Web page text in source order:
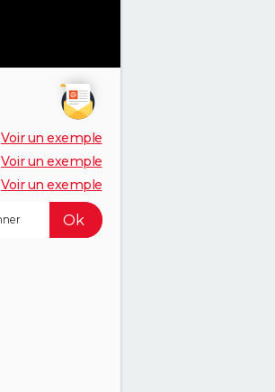
Voir un exemple
Voir un exemple
Voir un exemple